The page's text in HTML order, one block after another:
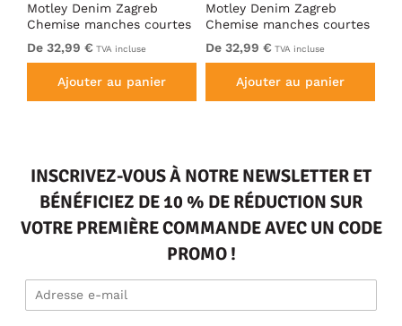
Motley Denim Zagreb
Chemise manches courtes
Noir
De 32,99 € TVA incluse
Ajouter au panier
Motley Denim Zagreb
Chemise manches courtes
Anthracite
De 32,99 € TVA incluse
Ajouter au panier
INSCRIVEZ-VOUS À NOTRE NEWSLETTER ET
BÉNÉFICIEZ DE 10 % DE RÉDUCTION SUR
VOTRE PREMIÈRE COMMANDE AVEC UN CODE
PROMO !